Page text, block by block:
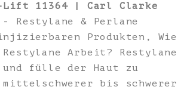
Lift 11364 | Carl Clarke
- Restylane & Perlane
Produkten, Wie
Arbeit? Restylane
und fülle der Haut zu
bis schwerer